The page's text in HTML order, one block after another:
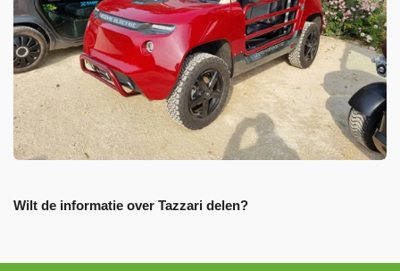
Wilt de informatie over Tazzari delen?